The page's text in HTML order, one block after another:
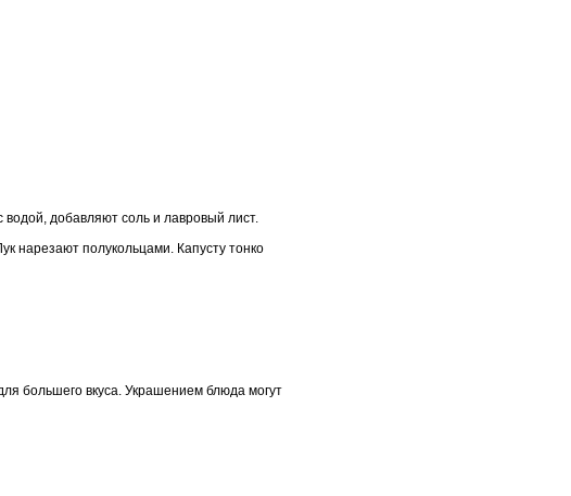
добавляют соль и лавровый лист.
нарезают полукольцами. Капусту тонко
большего вкуса. Украшением блюда могут